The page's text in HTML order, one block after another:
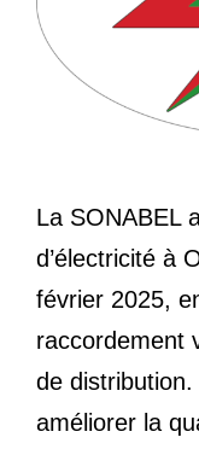
La SONABEL
d’électricité à
février 2025,
raccordement
de
améliorer la